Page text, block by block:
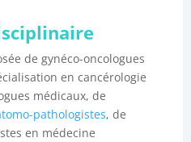
de gynéco-oncologues
en cancérologie
médicaux, de
pathologistes, de
en médecine